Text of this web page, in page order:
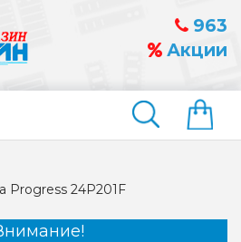
963
Акции
Найти
Progress 24P201F